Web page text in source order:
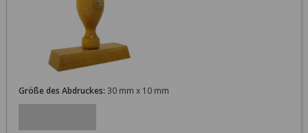
Größe des Abdruckes: 30 mm x 10 mm